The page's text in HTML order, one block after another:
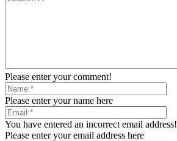
Please enter your comment!
Please enter your name here
You have entered an incorrect email address!
Please enter your email address here